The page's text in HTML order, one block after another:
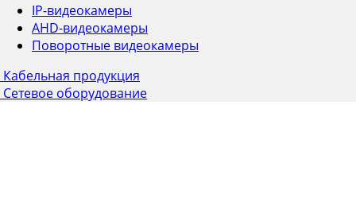
IP-видеокамеры
AHD-видеокамеры
Поворотные видеокамеры
Кабельная продукция
Сетевое оборудование